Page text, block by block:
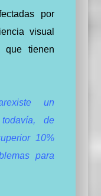
por
visual
que tienen
un
de
10%
para